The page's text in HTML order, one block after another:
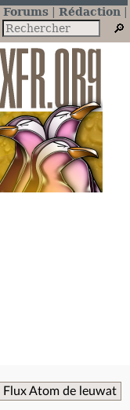
Forums
Rédaction
Flux Atom de leuwat